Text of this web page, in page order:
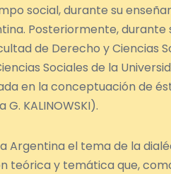
social, durante su
Posteriormente,
de Derecho y Ciencias
Sociales de la
en la conceptuación de
KALINOWSKI).
Argentina el tema de la
teórica y temática que,